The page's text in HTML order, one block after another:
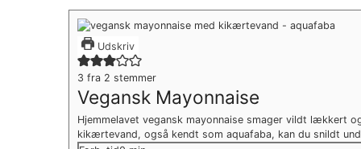
Udskriv
3 fra 2 stemmer
Vegansk Mayonnaise
Hjemmelavet vegansk mayonnaise smager vildt lækkert
kikærtevand, også kendt som aquafaba, kan du snildt